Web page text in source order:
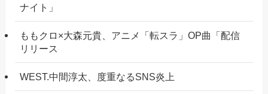
ナイト」
ももクロ×大森元貴、アニメ「転スラ」OP曲「配信
リリース
WEST.中間淳太、度重なるSNS炎上